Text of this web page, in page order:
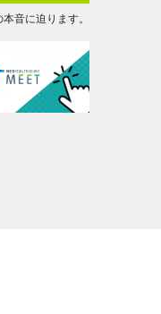
音に迫ります。